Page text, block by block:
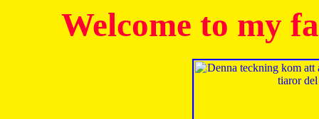
Welcome to my